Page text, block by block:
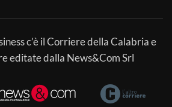
c’è il Corriere della Calabria e
editate dalla News&Com Srl